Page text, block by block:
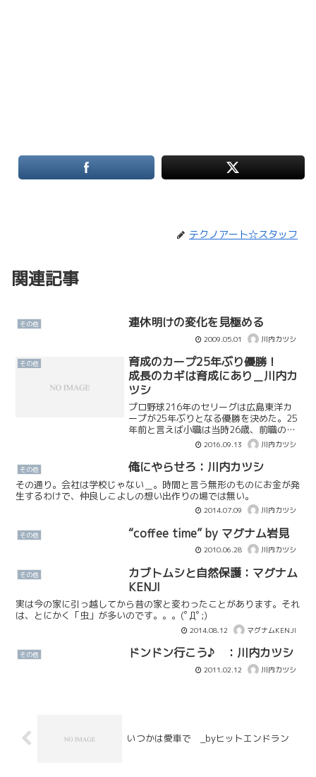
テクノアート☆スタッフ
関連記事
その他 連休明けの変化を見極める
2009.05.01 川内カツシ
その他
育成のカープ25年ぶり優勝！
成長のカギは育成にあり＿川内カ
ツシ
プロ野球216年のセリーグは広島東洋カ
ープが25年ぶりとなる優勝を決めた。25
年前と言えば小職は当時26歳、前職の陸
上自衛隊で3等陸曹として日々訓練に汗を
流していた頃である。さて、この広島東
洋カープの25年ぶり優勝を成し遂げる前
年から、黒田...
2016.09.13 川内カツシ
その他 俺にやらせろ：川内カツシ
その通り。会社は学校じゃない＿。時間と言う無形のものにお金が発
生するわけで、仲良しこよしの想い出作りの場では無い。
2014.07.09 川内カツシ
その他 “coffee time” by マグナム岩見
2010.06.28 川内カツシ
その他
カブトムシと自然保護：マグナム
KENJI
実は今の家に引っ越してから昔の家と変わったことがあります。それ
は、とにかく「虫」が多いのです。。。(ﾟДﾟ;)
2014.08.12 マグナムKENJI
その他 ドンドン行こう♪ ：川内カツシ
2011.02.12 川内カツシ
いつかは愛車で _byヒットエンドラン